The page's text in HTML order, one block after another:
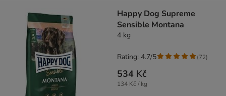
Happy Dog Supreme
Sensible Montana
4 kg
534 Kč
134 Kč / kg
Rating: 4.7/5 (72)